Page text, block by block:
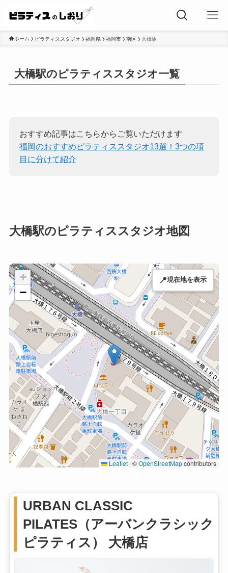
ホーム ピラティススタジオ 福岡県 福岡市 南区 大橋駅
大橋駅のピラティススタジオ一覧
おすすめ記事はこちらからご覧いただけます
福岡のおすすめピラティススタジオ13選！3つの項
目に分けて紹介
大橋駅のピラティススタジオ地図
+
−
Leaflet | ©OpenStreetMapcontributors
📍現在地を表示
URBAN CLASSIC
PILATES（アーバンクラシック
ピラティス） 大橋店